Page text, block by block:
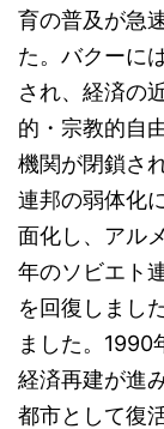
育の普及が急
た。バクーに
され、経済の
的・宗教的自
機関が閉鎖さ
連邦の弱体化
面化し、アル
年のソビエト
を回復しまし
ました。1990
経済再建が進
都市として復